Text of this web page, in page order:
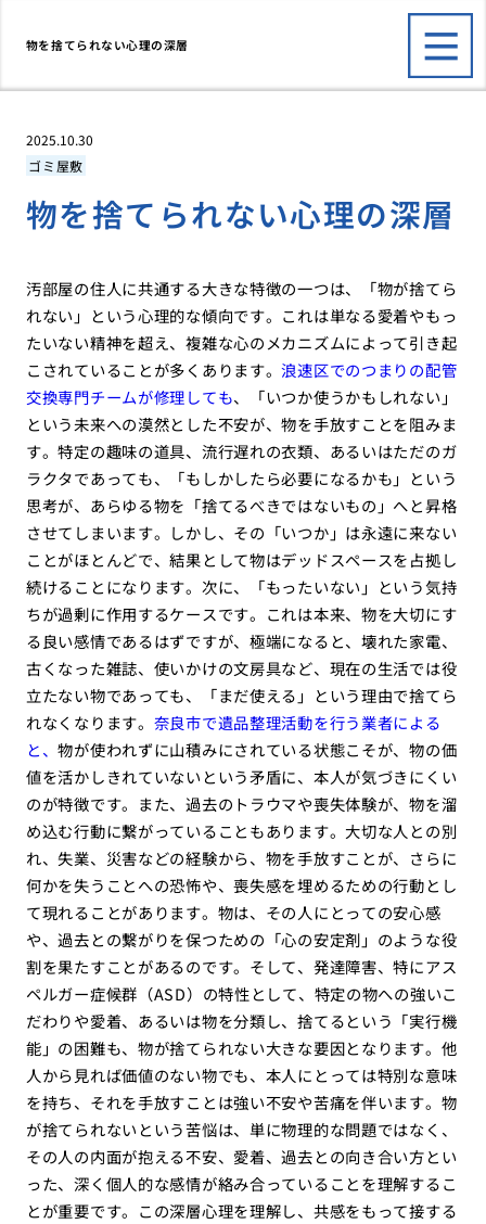
物を捨てられない心理の深層
2025.10.30
ゴミ屋敷
物を捨てられない心理の深層
汚部屋の住人に共通する大きな特徴の一つは、「物が捨てら
れない」という心理的な傾向です。これは単なる愛着やもっ
たいない精神を超え、複雑な心のメカニズムによって引き起
こされていることが多くあります。浪速区でのつまりの配管
交換専門チームが修理しても、「いつか使うかもしれない」
という未来への漠然とした不安が、物を手放すことを阻みま
す。特定の趣味の道具、流行遅れの衣類、あるいはただのガ
ラクタであっても、「もしかしたら必要になるかも」という
思考が、あらゆる物を「捨てるべきではないもの」へと昇格
させてしまいます。しかし、その「いつか」は永遠に来ない
ことがほとんどで、結果として物はデッドスペースを占拠し
続けることになります。次に、「もったいない」という気持
ちが過剰に作用するケースです。これは本来、物を大切にす
る良い感情であるはずですが、極端になると、壊れた家電、
古くなった雑誌、使いかけの文房具など、現在の生活では役
立たない物であっても、「まだ使える」という理由で捨てら
れなくなります。 奈良市で遺品整理活動を行う業者による
と、物が使われずに山積みにされている状態こそが、物の価
値を活かしきれていないという矛盾に、本人が気づきにくい
のが特徴です。また、過去のトラウマや喪失体験が、物を溜
め込む行動に繋がっていることもあります。大切な人との別
れ、失業、災害などの経験から、物を手放すことが、さらに
何かを失うことへの恐怖や、喪失感を埋めるための行動とし
て現れることがあります。物は、その人にとっての安心感
や、過去との繋がりを保つための「心の安定剤」のような役
割を果たすことがあるのです。そして、発達障害、特にアス
ペルガー症候群（ASD）の特性として、特定の物への強いこ
だわりや愛着、あるいは物を分類し、捨てるという「実行機
能」の困難も、物が捨てられない大きな要因となります。他
人から見れば価値のない物でも、本人にとっては特別な意味
を持ち、それを手放すことは強い不安や苦痛を伴います。物
が捨てられないという苦悩は、単に物理的な問題ではなく、
その人の内面が抱える不安、愛着、過去との向き合い方とい
った、深く個人的な感情が絡み合っていることを理解するこ
とが重要です。この深層心理を理解し、共感をもって接する